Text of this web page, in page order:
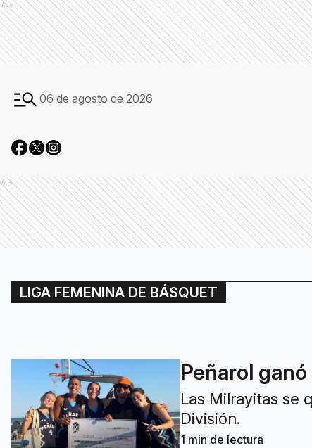
Ads
06 de agosto de 2026
Ads
LIGA FEMENINA DE BÁSQUET
Peñarol
Las Milrayitas se
División.
1 min de lectura